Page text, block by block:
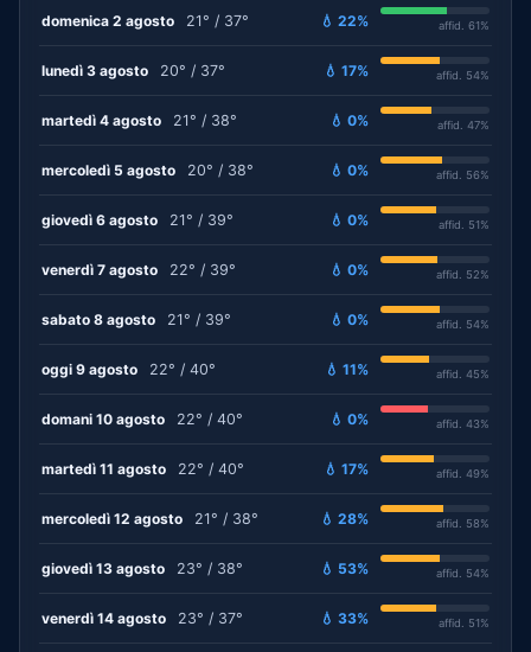
domenica 2 agosto 21° / 37° 💧 22% affid. 61%
lunedì 3 agosto 20° / 37° 💧 17% affid. 54%
martedì 4 agosto 21° / 38° 💧 0% affid. 47%
mercoledì 5 agosto 20° / 38° 💧 0% affid. 56%
giovedì 6 agosto 21° / 39° 💧 0% affid. 51%
venerdì 7 agosto 22° / 39° 💧 0% affid. 52%
sabato 8 agosto 21° / 39° 💧 0% affid. 54%
oggi 9 agosto 22° / 40° 💧 11% affid. 45%
domani 10 agosto 22° / 40° 💧 0% affid. 43%
martedì 11 agosto 22° / 40° 💧 17% affid. 49%
mercoledì 12 agosto 21° / 38° 💧 28% affid. 58%
giovedì 13 agosto 23° / 38° 💧 53% affid. 54%
venerdì 14 agosto 23° / 37° 💧 33% affid. 51%